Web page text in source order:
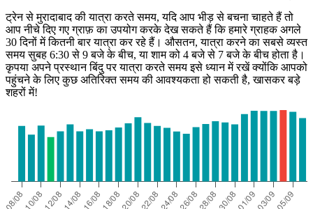
ट्रेन से मुरादाबाद की यात्रा करते समय, यदि आप भीड़ से बचना चाहते हैं तो
आप नीचे दिए गए ग्राफ़ का उपयोग करके देख सकते हैं कि हमारे ग्राहक अगले
30 दिनों में कितनी बार यात्रा कर रहे हैं। औसतन, यात्रा करने का सबसे व्यस्त
समय सुबह 6:30 से 9 बजे के बीच, या शाम को 4 बजे से 7 बजे के बीच होता है।
कृपया अपने प्रस्थान बिंदु पर यात्रा करते समय इसे ध्यान में रखें क्योंकि आपको
पहुंचने के लिए कुछ अतिरिक्त समय की आवश्यकता हो सकती है, खासकर बड़े
शहरों में!